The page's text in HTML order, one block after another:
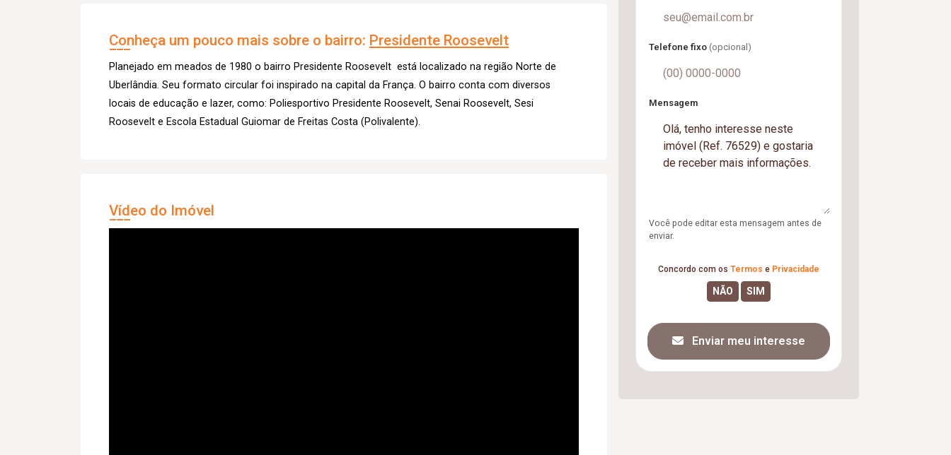
Conheça um pouco mais sobre o bairro: Presidente Roosevelt
Planejado em meados de 1980 o bairro Presidente Roosevelt está localizado na região Norte de
Uberlândia. Seu formato circular foi inspirado na capital da França. O bairro conta com diversos
locais de educação e lazer, como: Poliesportivo Presidente Roosevelt, Senai Roosevelt, Sesi
Roosevelt e Escola Estadual Guiomar de Freitas Costa (Polivalente).
Vídeo do Imóvel
Telefone fixo (opcional)
Mensagem
Você pode editar esta mensagem antes de
enviar.
Concordo com os Termos e Privacidade
Enviar meu interesse